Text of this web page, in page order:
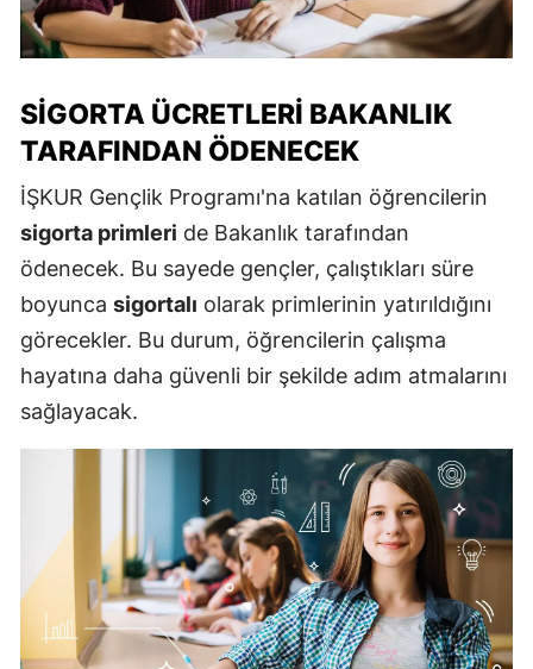
SIGORTA ÜCRETLERI BAKANLIK
TARAFINDAN ÖDENECEK
İŞKUR Gençlik Programı'na katılan öğrencilerin
sigorta primleri de Bakanlık tarafından
ödenecek. Bu sayede gençler, çalıştıkları süre
boyunca sigortalı olarak primlerinin yatırıldığını
görecekler. Bu durum, öğrencilerin çalışma
hayatına daha güvenli bir şekilde adım atmalarını
sağlayacak.